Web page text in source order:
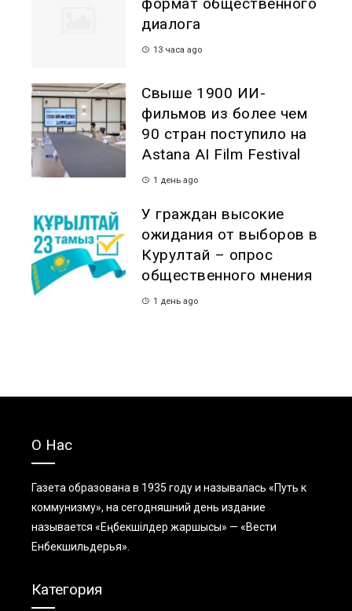
диалога
13 часа ago
Свыше 1900 ИИ-
фильмов из более чем
90 стран поступило на
Astana AI Film Festival
1 день ago
У граждан высокие
ожидания от выборов в
Курултай – опрос
общественного мнения
1 день ago
О Нас
Газета образована в 1935 году и называлась «Путь к
коммунизму», на сегодняшний день издание
называется «Еңбекшiлдер жаршысы» — «Вести
Енбекшильдерья».
Категория